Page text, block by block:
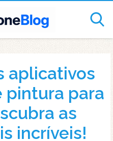
aplicativos
pintura para
as
incríveis!